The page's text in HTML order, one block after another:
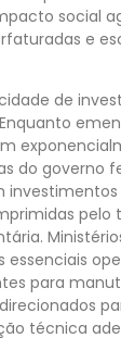
social
e
de
do governo
investimentos
pelo
essenciais
para
técnica